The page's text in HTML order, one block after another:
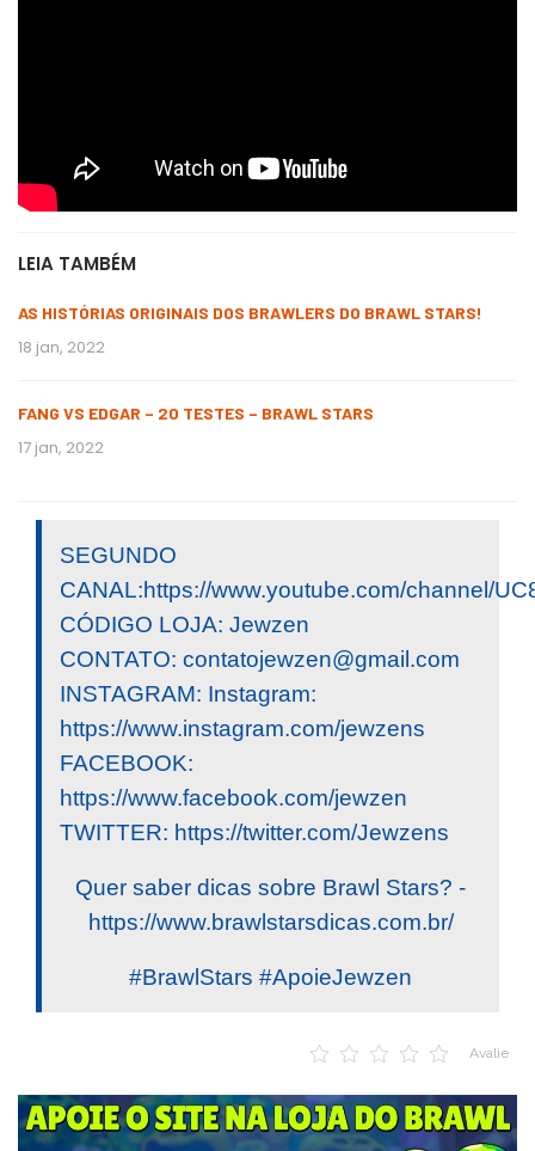
LEIA TAMBÉM
AS HISTÓRIAS ORIGINAIS DOS BRAWLERS DO BRAWL STARS!
18 jan, 2022
FANG VS EDGAR – 20 TESTES – BRAWL STARS
17 jan, 2022
SEGUNDO
CANAL:https://www.youtube.com/channel/
CÓDIGO LOJA: Jewzen
CONTATO: contatojewzen@gmail.com
INSTAGRAM: Instagram:
https://www.instagram.com/jewzens
FACEBOOK:
https://www.facebook.com/jewzen
TWITTER: https://twitter.com/Jewzens
Quer saber dicas sobre Brawl Stars? -
https://www.brawlstarsdicas.com.br/
#BrawlStars #ApoieJewzen
Avalie